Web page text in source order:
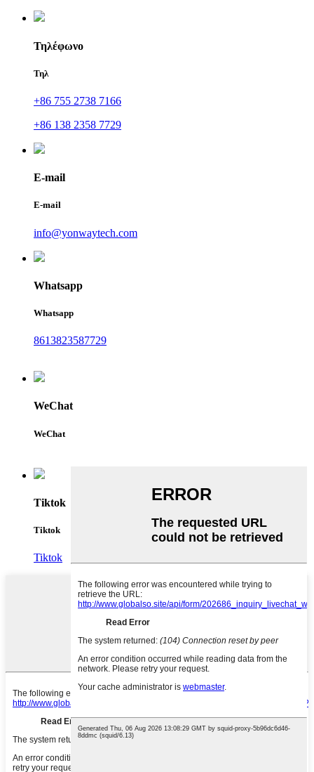
Τηλέφωνο
Τηλ
+86 755 2738 7166
+86 138 2358 7729
E-mail
E-mail
info@yonwaytech.com
Whatsapp
Whatsapp
8613823587729
WeChat
WeChat
Tiktok
Tiktok
Tiktok